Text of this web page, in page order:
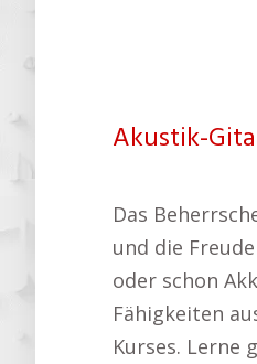
Akustik-
Das
und die
oder schon
Fähigkeiten
Kurses. Lerne